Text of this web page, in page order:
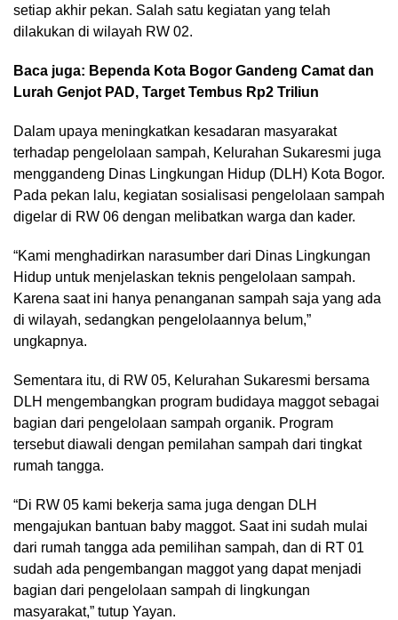
setiap akhir pekan. Salah satu kegiatan yang telah
dilakukan di wilayah RW 02.
Baca juga: Bependa Kota Bogor Gandeng Camat dan
Lurah Genjot PAD, Target Tembus Rp2 Triliun
Dalam upaya meningkatkan kesadaran masyarakat
terhadap pengelolaan sampah, Kelurahan Sukaresmi juga
menggandeng Dinas Lingkungan Hidup (DLH) Kota Bogor.
Pada pekan lalu, kegiatan sosialisasi pengelolaan sampah
digelar di RW 06 dengan melibatkan warga dan kader.
“Kami menghadirkan narasumber dari Dinas Lingkungan
Hidup untuk menjelaskan teknis pengelolaan sampah.
Karena saat ini hanya penanganan sampah saja yang ada
di wilayah, sedangkan pengelolaannya belum,”
ungkapnya.
Sementara itu, di RW 05, Kelurahan Sukaresmi bersama
DLH mengembangkan program budidaya maggot sebagai
bagian dari pengelolaan sampah organik. Program
tersebut diawali dengan pemilahan sampah dari tingkat
rumah tangga.
“Di RW 05 kami bekerja sama juga dengan DLH
mengajukan bantuan baby maggot. Saat ini sudah mulai
dari rumah tangga ada pemilihan sampah, dan di RT 01
sudah ada pengembangan maggot yang dapat menjadi
bagian dari pengelolaan sampah di lingkungan
masyarakat,” tutup Yayan.